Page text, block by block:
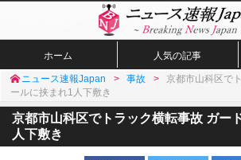
ホーム 人気の記事
ニュース速報Japan 事故
京都市山科区で
ールに挟まれ1人下敷き
京都市山科区でトラック横転事故 ガー
人下敷き